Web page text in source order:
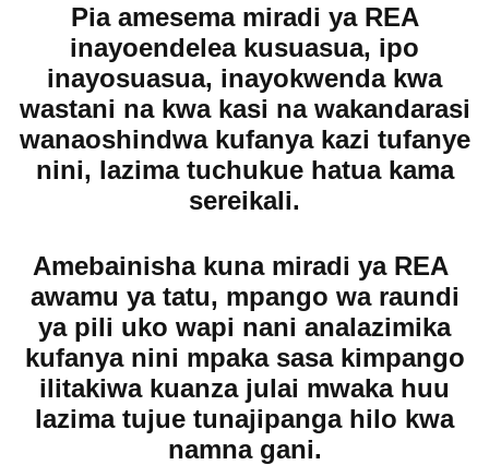
Pia amesema miradi ya REA
inayoendelea kusuasua, ipo
inayosuasua, inayokwenda kwa
wastani na kwa kasi na wakandarasi
wanaoshindwa kufanya kazi tufanye
nini, lazima tuchukue hatua kama
sereikali.
Amebainisha kuna miradi ya REA
awamu ya tatu, mpango wa raundi
ya pili uko wapi nani analazimika
kufanya nini mpaka sasa kimpango
ilitakiwa kuanza julai mwaka huu
lazima tujue tunajipanga hilo kwa
namna gani.